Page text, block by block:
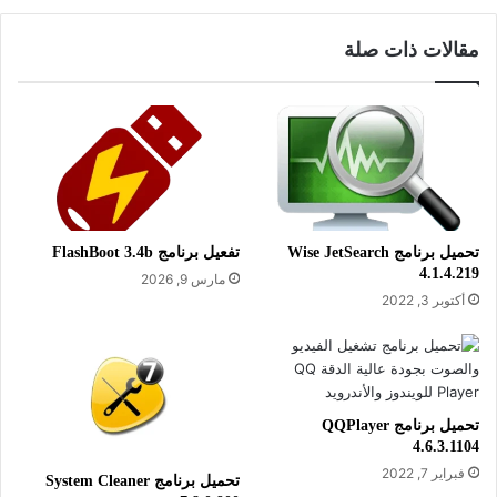
معلومات تقنية عن البرنامج:
العنوان: Ultra Adware Killer 10.9.10
اسم الملف: UltraAdwareKiller.exe
حجم الملف: 18.29 ميجابايت
تاريخ التحديث: 23 مارس 2026
متطلبات التشغيل: يدعم جميع إصدارات
الويندوز
الترخيص: مجاني
المطور:Alfredo Anibal Dos Santos
www.carifred.com
مقالات ذات صلة
تحميل برنامج Wise JetSearch
4.1.4.219
أكتوبر 3, 2022
تفعيل برنامج FlashBoot 3.4b
مارس 9, 2026
تحميل برنامج QQPlayer
4.6.3.1104
فبراير 7, 2022
تحميل برنامج System Cleaner